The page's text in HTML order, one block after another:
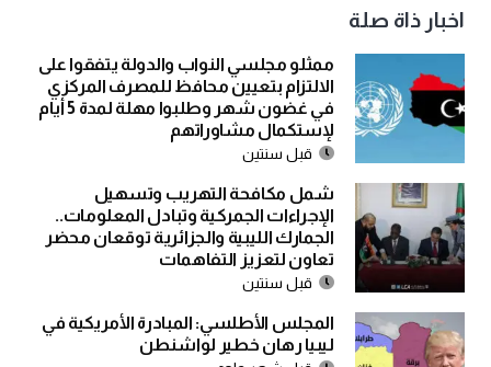
اخبار ذاة صلة
ممثلو مجلسي النواب والدولة يتفقوا على
الالتزام بتعيين محافظ للمصرف المركزي
في غضون شهر وطلبوا مهلة لمدة 5 أيام
لإستكمال مشاوراتهم
قبل سنتين
شمل مكافحة التهريب وتسهيل
الإجراءات الجمركية وتبادل المعلومات..
الجمارك الليبية والجزائرية توقعان محضر
تعاون لتعزيز التفاهمات
قبل سنتين
المجلس الأطلسي: المبادرة الأمريكية في
ليبيا رهان خطير لواشنطن